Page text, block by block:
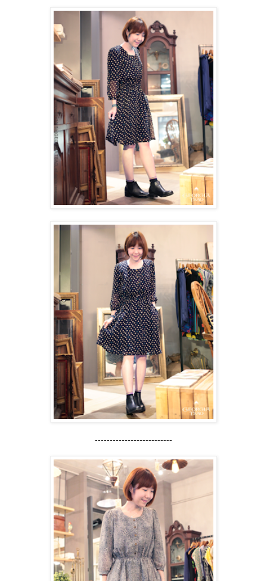
--------------------------